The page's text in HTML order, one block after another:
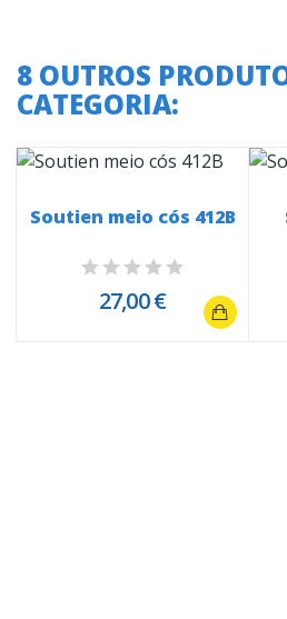
8 OUTROS
CATEGORIA:
Soutien meio cós 412B
27,00 €